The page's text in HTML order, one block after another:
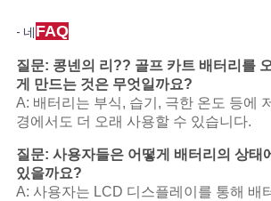
- 네FAQ
질문: 콩넨의 리?? 골프 카트 배터리를
게 만드는 것은 무엇일까요?
A: 배터리는 부식, 습기, 극한 온도 등에
경에서도 더 오래 사용할 수 있습니다.
질문: 사용자들은 어떻게 배터리의 상태
있을까요?
A: 사용자는 LCD 디스플레이를 통해 배